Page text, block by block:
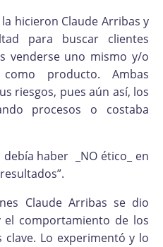
hicieron Claude Arribas y
para buscar clientes
venderse uno mismo y/o
producto. Ambas
riesgos, pues aún así, los
procesos o costaba
haber _NO ético_ en
Claude Arribas se dio
comportamiento de los
Lo experimentó y lo